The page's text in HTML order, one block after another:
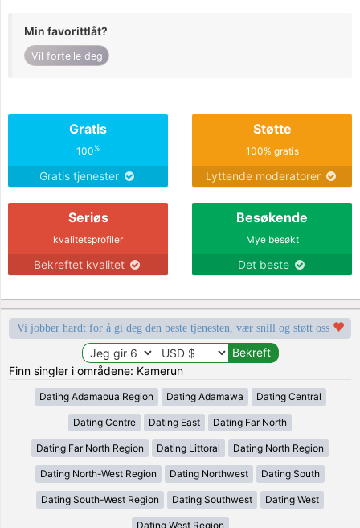
Min favorittlåt?
Vil fortelle deg
Gratis
100%
Gratis tjenester
Støtte
100% gratis
Lyttende moderatorer
Seriøs
kvalitetsprofiler
Bekreftet kvalitet
Besøkende
Mye besøkt
Det beste
Vi jobber hardt for å gi deg den beste tjenesten, vær snill og støtt oss
Finn singler i områdene: Kamerun
Dating Adamaoua Region Dating Adamawa Dating Central
Dating Centre Dating East Dating Far North
Dating Far North Region Dating Littoral Dating North Region
Dating North-West Region Dating Northwest Dating South
Dating South-West Region Dating Southwest Dating West
Dating West Region